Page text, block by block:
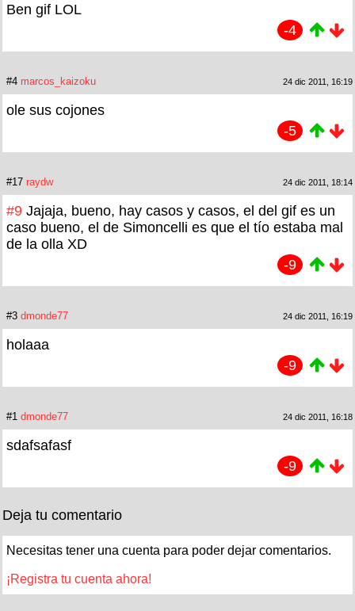
Ben gif LOL
-4
#4 marcos_kaizoku 24 dic 2011, 16:19
ole sus cojones
-5
#17 raydw 24 dic 2011, 18:14
#9 Jajaja, bueno, hay casos y casos, el del gif es un
caso bueno, el de Simoncelli es que el tío estaba mal
de la olla XD
-9
#3 dmonde77 24 dic 2011, 16:19
holaaa
-9
#1 dmonde77 24 dic 2011, 16:18
sdafsafasf
-9
Deja tu comentario
Necesitas tener una cuenta para poder dejar comentarios.
¡Registra tu cuenta ahora!